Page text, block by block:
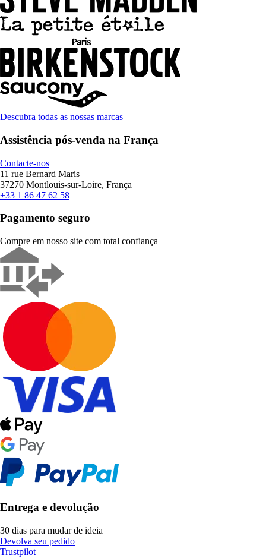
Descubra todas as nossas marcas
Assistência pós-venda na França
Contacte-nos
11 rue Bernard Maris
37270 Montlouis-sur-Loire, França
+33 1 86 47 62 58
Pagamento seguro
Compre em nosso site com total confiança
Entrega e devolução
30 dias para mudar de ideia
Devolva seu pedido
Trustpilot